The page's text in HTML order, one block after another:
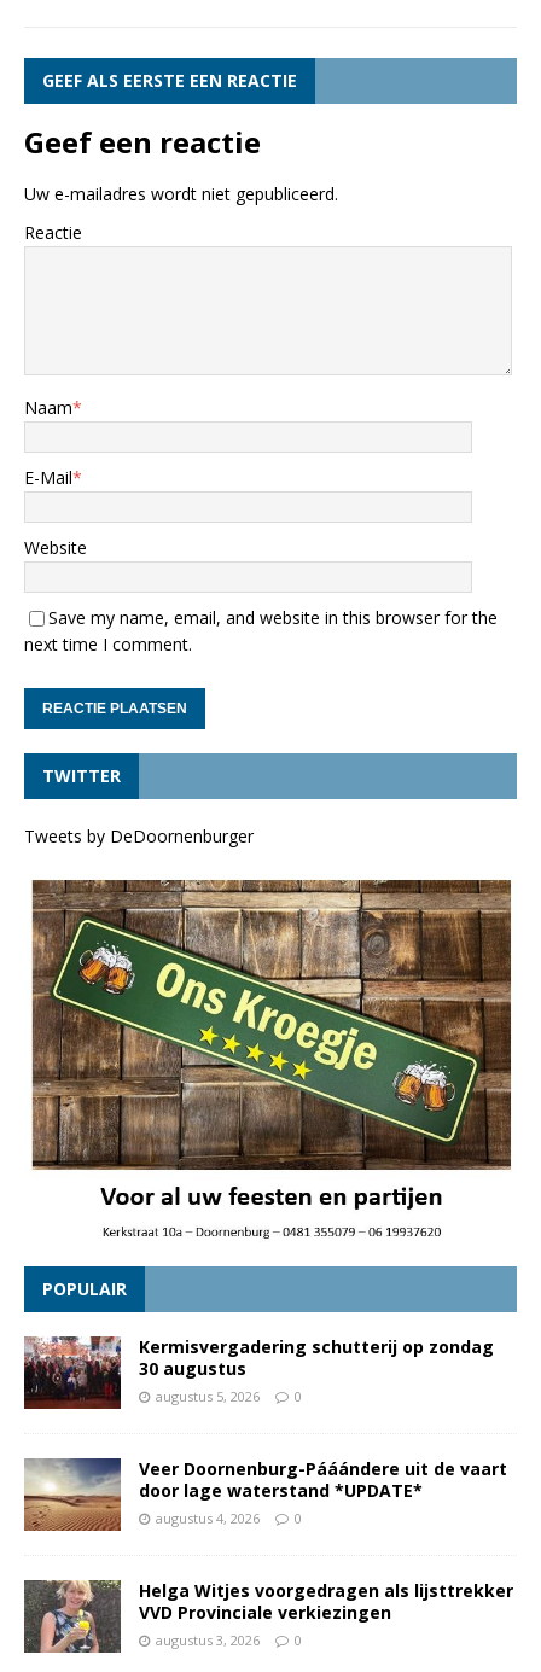
GEEF ALS EERSTE EEN REACTIE
Geef een reactie
Uw e-mailadres wordt niet gepubliceerd.
Reactie
Naam*
E-Mail*
Website
Save my name, email, and website in this browser for the
next time I comment.
TWITTER
Tweets by DeDoornenburger
POPULAIR
Kermisvergadering schutterij op zondag
30 augustus
augustus 5, 2026 0
Veer Doornenburg-Pááándere uit de vaart
door lage waterstand *UPDATE*
augustus 4, 2026 0
Helga Witjes voorgedragen als lijsttrekker
VVD Provinciale verkiezingen
augustus 3, 2026 0